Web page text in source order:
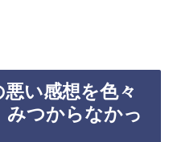
い感想を色々
みつからなかっ